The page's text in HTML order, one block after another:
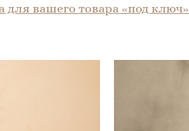
для вашего товара «под ключ»